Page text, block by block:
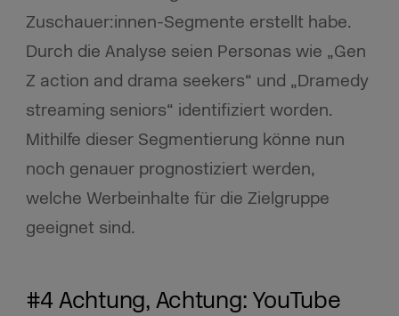
Zuschauer:innen-Segmente erstellt habe.
Durch die Analyse seien Personas wie „Gen
Z action and drama seekers“ und „Dramedy
streaming seniors“ identifiziert worden.
Mithilfe dieser Segmentierung könne nun
noch genauer prognostiziert werden,
welche Werbeinhalte für die Zielgruppe
geeignet sind.
#4 Achtung, Achtung: YouTube